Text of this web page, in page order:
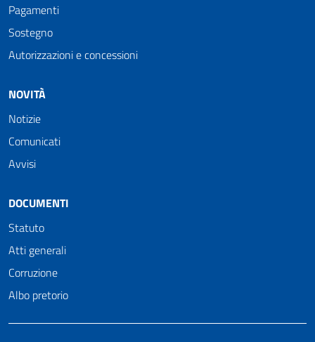
Pagamenti
Sostegno
Autorizzazioni e concessioni
NOVITÀ
Notizie
Comunicati
Avvisi
DOCUMENTI
Statuto
Atti generali
Corruzione
Albo pretorio